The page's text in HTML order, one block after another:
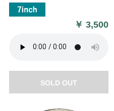
￥3,500
SOLD OUT